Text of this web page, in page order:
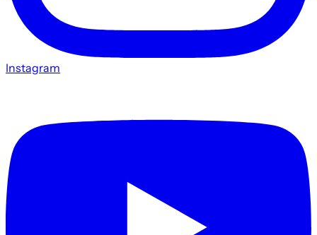
Instagram